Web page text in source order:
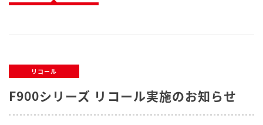
リコール
F900シリーズ リコール実施のお知らせ